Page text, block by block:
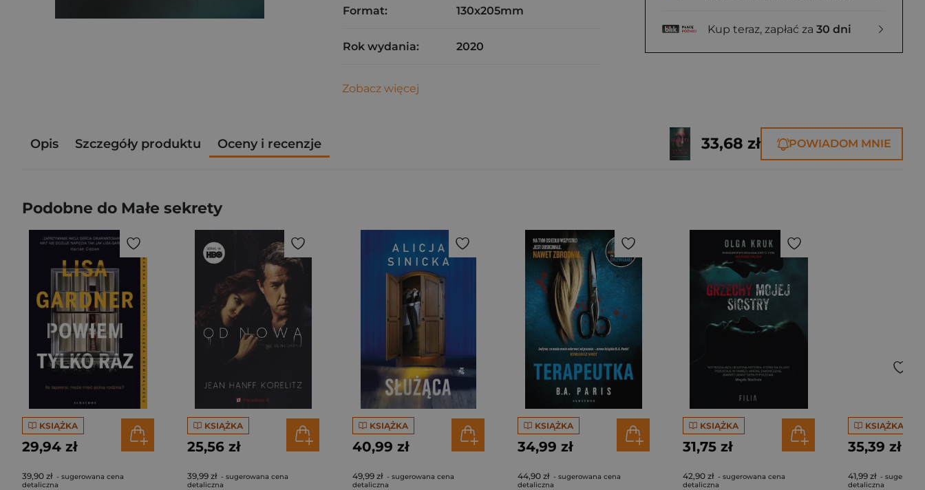
Kup teraz, zapłać za 30 dni
Format: 130x205mm
Rok wydania: 2020
Zobacz więcej
Opis Szczegóły produktu Oceny i recenzje 33,68 zł POWIADOM MNIE
Podobne do Małe sekrety
KSIĄŻKA
29,94 zł
39,90 zł - sugerowana cena
detaliczna
KSIĄŻKA
25,56 zł
39,99 zł - sugerowana cena
detaliczna
KSIĄŻKA
40,99 zł
49,99 zł - sugerowana cena
detaliczna
KSIĄŻKA
34,99 zł
44,90 zł - sugerowana cena
detaliczna
KSIĄŻKA
31,75 zł
42,90 zł - sugerowana cena
detaliczna
KSIĄŻKA
35,39 zł
41,99 zł -
detaliczna